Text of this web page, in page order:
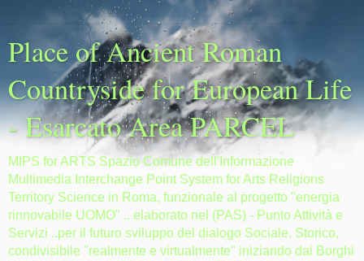
Place of Ancient Roman
Countryside for European Life
- Esarcato Area PARCEL
MIPS for ARTS Spazio Comune dell'Informazione
Multimedia Interchange Point System for Arts Religions
Territory Science in Roma, funzionale al progetto "energia
rinnovabile UOMO" .. elaborato nel (PAS) - Punto Attività e
Servizi ..per il futuro sviluppo del dialogo Sociale, Storico,
condivisibile "realmente e virtualmente" iniziando dai Borghi